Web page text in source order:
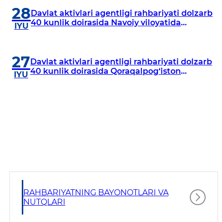
28
IYU
Davlat aktivlari agentligi rahbariyati dolzarb
40 kunlik doirasida Navoiy viloyatida
27
IYU
Davlat aktivlari agentligi rahbariyati dolzarb
40 kunlik doirasida Qoraqalpog‘iston
RAHBARIYATNING BAYONOTLARI VA
NUTQLARI